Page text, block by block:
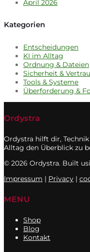
April 2026
Kategorien
Entscheidungen
KI im Alltag
Ordnung & Dateien
Sicherheit &
Tools & Systeme
Überforderung &
Ordystra
Ordystra hilft dir,
Alltag den Überblick zu
© 2026 Ordystra. Built
Impressum | Privacy |
MENU
Shop
Blog
Kontakt